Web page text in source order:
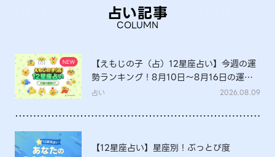
占い記事
COLUMN
【えもじの子（占）12星座占い】今週の運
勢ランキング！8月10日～8月16日の運勢
は？
占い 2026.08.09
【12星座占い】星座別！ぶっとび度